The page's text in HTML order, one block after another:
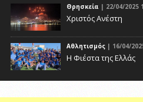
Θρησκεία | 22/04/2025
Χριστός Ανέστη
Αθλητισμός | 16/04/
Η Φιέστα της Ελλάς